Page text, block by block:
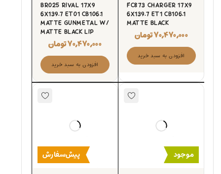
FC873 CHARGER 17X9
6X139.7 ET1 CB106.1
MATTE BLACK
۷۰,۴۷۰,۰۰۰تومان
افزودن به سبد خرید
BR025 RIVAL 17X9
6X139.7 ET01 CB106.1
MATTE GUNMETAL W/
MATTE BLACK LIP
۷۰,۴۷۰,۰۰۰تومان
افزودن به سبد خرید
موجود پیش‌سفارش